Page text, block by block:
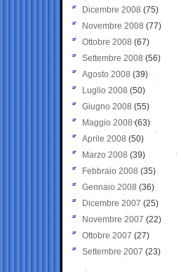
Dicembre 2008 (75)
Novembre 2008 (77)
Ottobre 2008 (67)
Settembre 2008 (56)
Agosto 2008 (39)
Luglio 2008 (50)
Giugno 2008 (55)
Maggio 2008(63)
Aprile 2008 (50)
Marzo 2008 (39)
Febbraio 2008 (35)
Gennaio 2008 (36)
Dicembre 2007 (25)
Novembre 2007 (22)
Ottobre 2007 (27)
Settembre 2007 (23)